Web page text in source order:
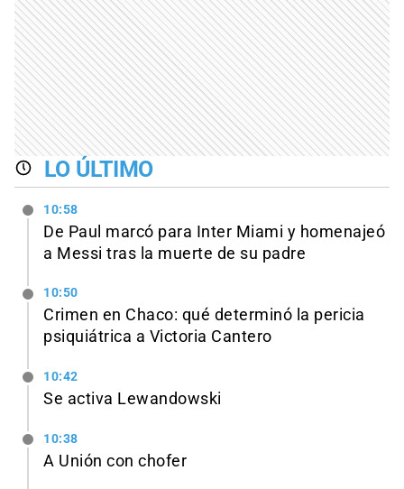
LO ÚLTIMO
10:58
De Paul marcó para Inter Miami y homenajeó
a Messi tras la muerte de su padre
10:50
Crimen en Chaco: qué determinó la pericia
psiquiátrica a Victoria Cantero
10:42
Se activa Lewandowski
10:38
A Unión con chofer